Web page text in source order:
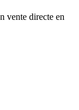
vente directe en